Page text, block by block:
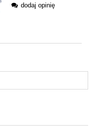
dodaj opinię
płatności